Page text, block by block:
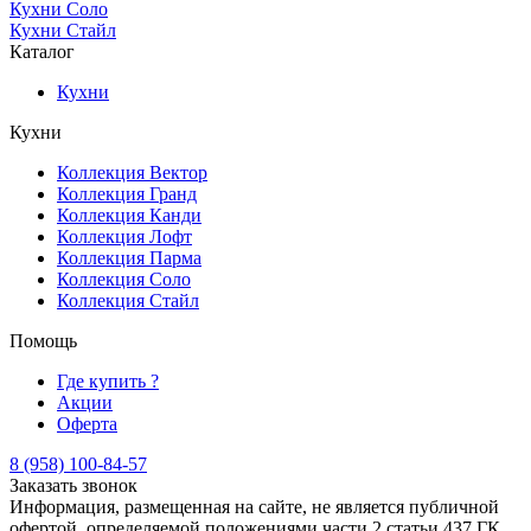
Кухни Соло
Кухни Стайл
Каталог
Кухни
Кухни
Коллекция Вектор
Коллекция Гранд
Коллекция Канди
Коллекция Лофт
Коллекция Парма
Коллекция Соло
Коллекция Стайл
Помощь
Где купить ?
Акции
Оферта
8 (958) 100-84-57
Заказать звонок
Информация, размещенная на сайте, не является публичной